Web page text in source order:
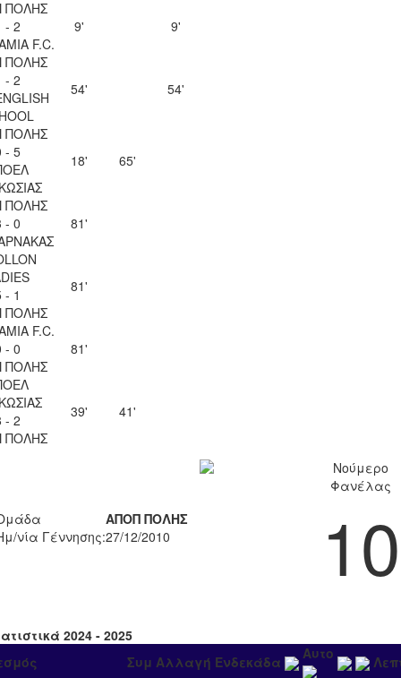
ΠΟΛΗΣ
- 2
F.C.
9'
9'
ΠΟΛΗΣ
- 2
54' 54'
ΠΟΛΗΣ
- 5
18' 65'
ΠΟΛΗΣ
- 0
81'
- 1
ΠΟΛΗΣ
81'
F.C.
- 0
ΠΟΛΗΣ
81'
- 2
ΠΟΛΗΣ
39' 41'
ΑΠΟΠ ΠΟΛΗΣ
νία Γέννησης:27/12/2010
Νούμερο
Φανέλας
10
2024 - 2025
Συμ Αλλαγή Ενδεκάδα Αυτο